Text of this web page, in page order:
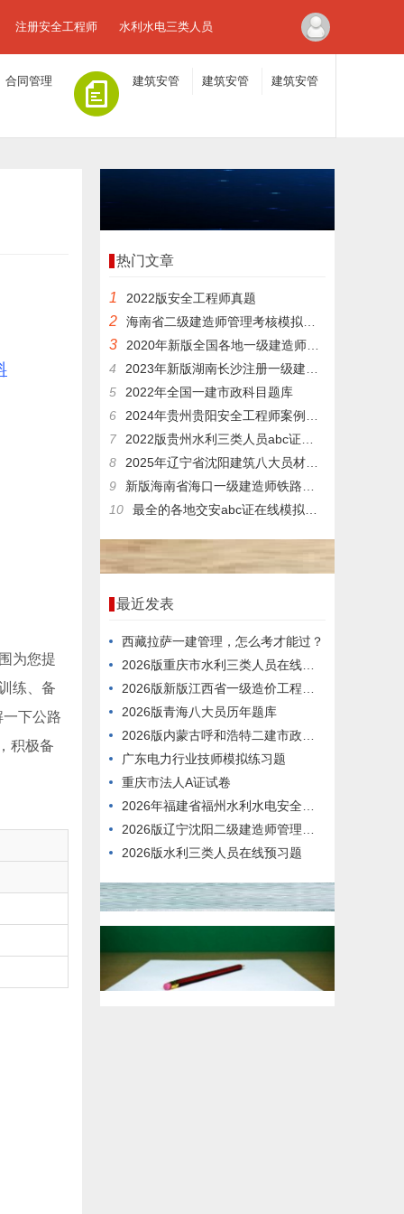
注册安全工程师 水利水电三类人员
合同管理 建筑安管 建筑安管 建筑安管
为您提
练、备
下公路
积极备
热门文章
1 2022版安全工程师真题
2 海南省二级建造师管理考核模拟练习题培训
3
2020年新版全国各地一级建造师建筑在线模拟考试模拟习题跟培训
4
2023年新版湖南长沙注册一级建造师模拟练习题
5
2022年全国一建市政科目题库
6
2024年贵州贵阳安全工程师案例分析，内容有哪些？
7
2022版贵州水利三类人员abc证在线考核题库
8
2025年辽宁省沈阳建筑八大员材料员，难度如何？
9
新版海南省海口一级建造师铁路测试模拟真题答案解析
10
最全的各地交安abc证在线模拟考试模拟习题及答案
最近发表
西藏拉萨一建管理，怎么考才能过？
2026版重庆市水利三类人员在线真题库
2026版新版江西省一级造价工程师考前练习题
2026版青海八大员历年题库
2026版内蒙古呼和浩特二建市政模拟真题
广东电力行业技师模拟练习题
重庆市法人A证试卷
2026年福建省福州水利水电安全员a证考试真题
2026版辽宁沈阳二级建造师管理模拟真题
2026版水利三类人员在线预习题